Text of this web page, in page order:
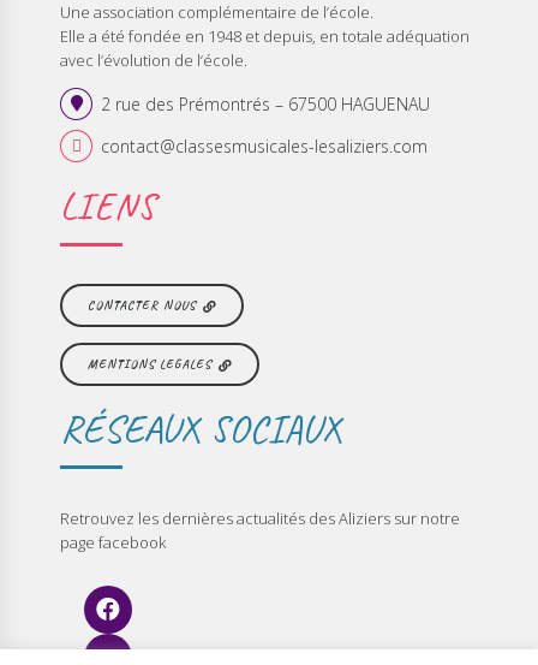
Une association complémentaire de l’école.
Elle a été fondée en 1948 et depuis, en totale adéquation
avec l’évolution de l‘école.
2 rue des Prémontrés – 67500 HAGUENAU
contact@classesmusicales-lesaliziers.com
LIENS
CONTACTER NOUS
MENTIONS LEGALES
RÉSEAUX SOCIAUX
Retrouvez les dernières actualités des Aliziers sur notre
page facebook